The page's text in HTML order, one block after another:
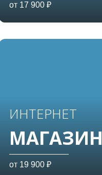
от 17 900 ₽
ИНТЕРНЕТ
МАГАЗИН
от 19 900 ₽